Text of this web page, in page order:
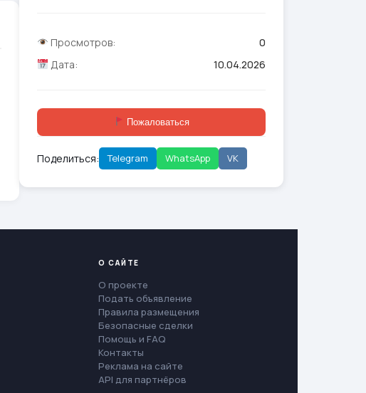
Просмотров:
0
Дата:
10.04.2026
Пожаловаться
Поделиться: Telegram WhatsApp VK
О САЙТЕ
О проекте
Подать объявление
Правила размещения
Безопасные сделки
Помощь и FAQ
Контакты
Реклама на сайте
API для партнёров